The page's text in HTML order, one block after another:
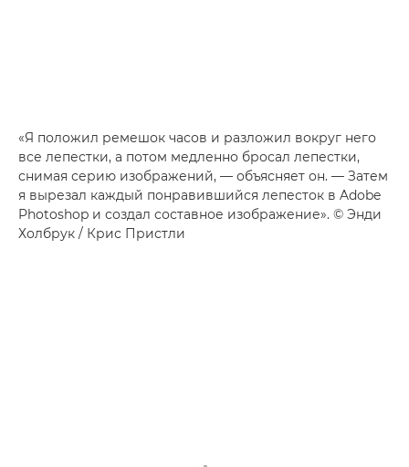
«Я положил ремешок часов и разложил вокруг него
все лепестки, а потом медленно бросал лепестки,
снимая серию изображений, — объясняет он. — Затем
я вырезал каждый понравившийся лепесток в Adobe
Photoshop и создал составное изображение». © Энди
Холбрук / Крис Пристли